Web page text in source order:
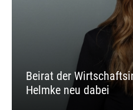
Beirat der
Helmke neu dabei